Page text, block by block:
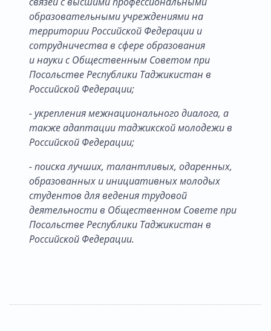
образовательными учреждениями на
территории Российской Федерации и
сотрудничества в сфере образования
и науки с Общественным Советом при
Посольстве Республики Таджикистан в
Российской Федерации;
- укрепления межнационального диалога, а
также адаптации таджикской молодежи в
Российской Федерации;
- поиска лучших, талантливых, одаренных,
образованных и инициативных молодых
студентов для ведения трудовой
деятельностив Общественном Совете при
Посольстве Республики Таджикистан в
Российской Федерации.